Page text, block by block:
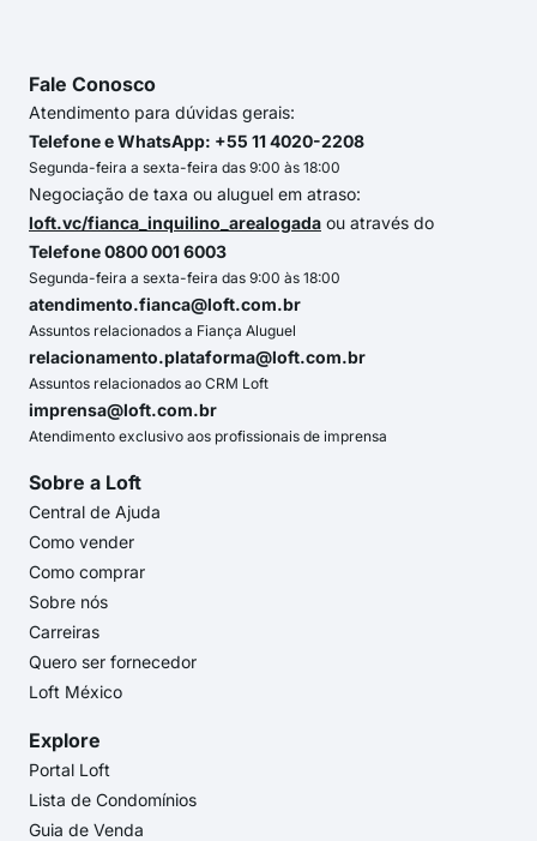
Fale Conosco
Atendimento para dúvidas gerais:
Telefone e WhatsApp: +55 11 4020-2208
Segunda-feira a sexta-feira das 9:00 às 18:00
Negociação de taxa ou aluguel em atraso:
loft.vc/fianca_inquilino_arealogada ou através do
Telefone 0800 001 6003
Segunda-feira a sexta-feira das 9:00 às 18:00
atendimento.fianca@loft.com.br
Assuntos relacionados a Fiança Aluguel
relacionamento.plataforma@loft.com.br
Assuntos relacionados ao CRM Loft
imprensa@loft.com.br
Atendimento exclusivo aos profissionais de imprensa
Sobre a Loft
Central de Ajuda
Como vender
Como comprar
Sobre nós
Carreiras
Quero ser fornecedor
Loft México
Explore
Portal Loft
Lista de Condomínios
Guia de Venda